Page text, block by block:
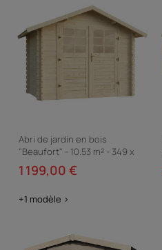
Abri de jardin en bois
"Beaufort" - 10.53 m² - 349 x
301 cm - 28 mm
1 199,00 €
+1 modèle >